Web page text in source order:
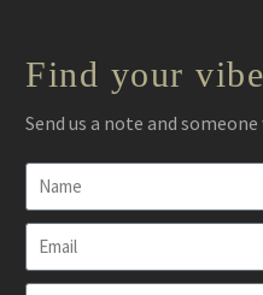
Find your
Send us a note and